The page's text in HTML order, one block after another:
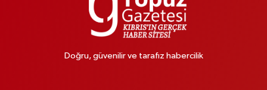
Doğru, güvenilir ve tarafız habercilik